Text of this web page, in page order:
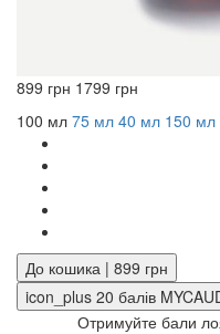
899 грн 1799 грн
100 мл 75 мл 40 мл 150 мл
До кошика | 899 грн
icon_plus 20 балів
Отримуйте бали